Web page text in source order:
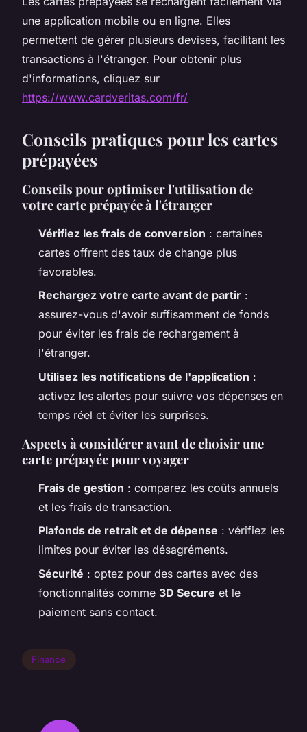
une application mobile ou en ligne. Elles
permettent de gérer plusieurs devises, facilitant les
transactions à l'étranger. Pour obtenir plus
d'informations, cliquez sur
https://www.cardveritas.com/fr/
Conseils pratiques pour les cartes
prépayées
Conseils pour optimiser l'utilisation de
votre carte prépayée à l'étranger
Vérifiez les frais de conversion : certaines
cartes offrent des taux de change plus
favorables.
Rechargez votre carte avant de partir :
assurez-vous d'avoir suffisamment de fonds
pour éviter les frais de rechargement à
l'étranger.
Utilisez les notifications de l'application :
activez les alertes pour suivre vos dépenses en
temps réel et éviter les surprises.
Aspects à considérer avant de choisir une
carte prépayée pour voyager
Frais de gestion : comparez les coûts annuels
et les frais de transaction.
Plafonds de retrait et de dépense : vérifiez les
limites pour éviter les désagréments.
Sécurité : optez pour des cartes avec des
fonctionnalités comme 3D Secure et le
paiement sans contact.
Finance